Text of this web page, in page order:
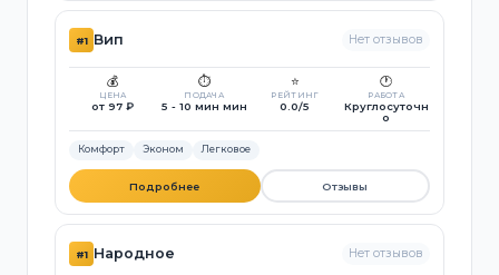
#1 Вип Нет отзывов
💰
ЦЕНА
от 97 ₽
⏱️
ПОДАЧА
5 - 10 мин мин
⭐
РЕЙТИНГ
0.0/5
🕐
РАБОТА
Круглосуточн
о
Комфорт Эконом Легковое
Подробнее Отзывы
#1 Народное Нет отзывов